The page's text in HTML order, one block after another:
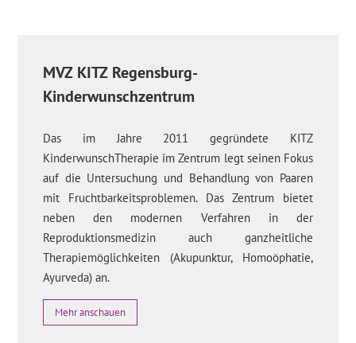
MVZ KITZ Regensburg-
Kinderwunschzentrum
Das im Jahre 2011 gegründete KITZ
KinderwunschTherapie im Zentrum legt seinen Fokus
auf die Untersuchung und Behandlung von Paaren
mit Fruchtbarkeitsproblemen. Das Zentrum bietet
neben den modernen Verfahren in der
Reproduktionsmedizin auch ganzheitliche
Therapiemöglichkeiten (Akupunktur, Homoöphatie,
Ayurveda) an.
Mehr anschauen